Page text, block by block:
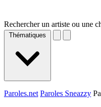
Rechercher un artiste ou une
Thématiques
Paroles.net Paroles Sneazzy